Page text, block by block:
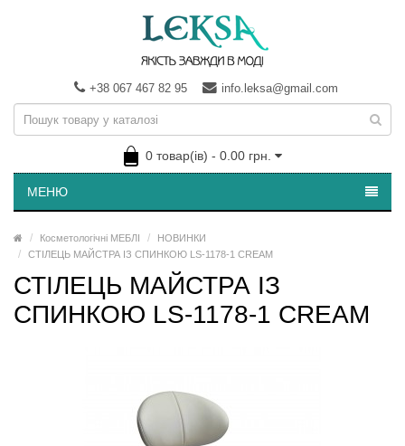
+38 067 467 82 95 info.leksa@gmail.com
0 товар(ів) - 0.00 грн.
МЕНЮ
Косметологічні МЕБЛІ
НОВИНКИ
СТІЛЕЦЬ МАЙСТРА ІЗ СПИНКОЮ LS-1178-1 CREAM
СТІЛЕЦЬ МАЙСТРА ІЗ
СПИНКОЮ LS-1178-1 CREAM